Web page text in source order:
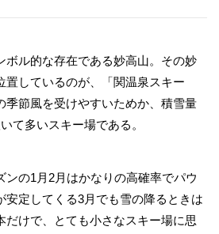
ル的な存在である妙高山。その妙
置しているのが、「関温泉スキー
季節風を受けやすいためか、積雪量
て多いスキー場である。
の1月2月はかなりの高確率でパウ
定してくる3月でも雪の降るときは
だけで、とても小さなスキー場に思